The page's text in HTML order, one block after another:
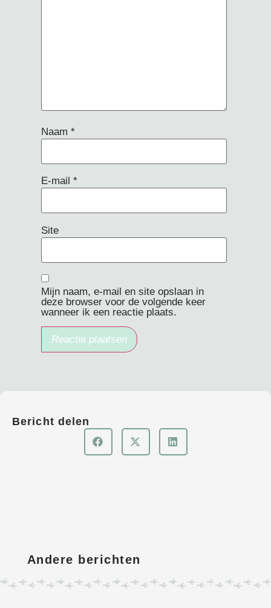
Bericht delen
Andere berichten
Naam*
E-mail*
Site
Mijn naam, e-mail en site opslaan in
deze browser voor de volgende keer
wanneer ik een reactie plaats.